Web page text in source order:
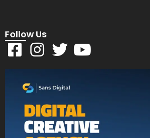
Follow Us